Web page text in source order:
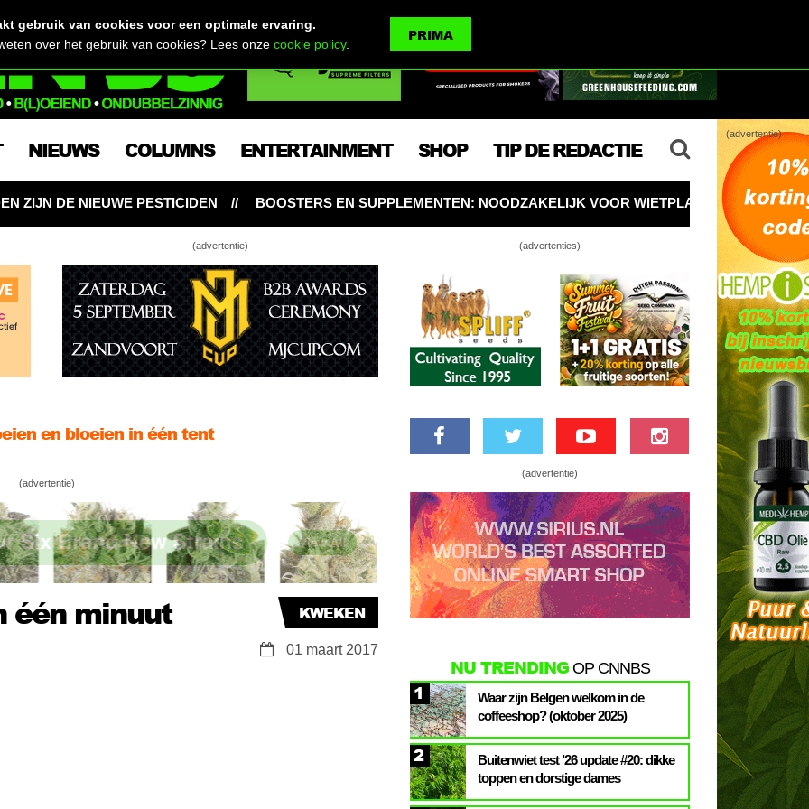
(advertentie)
NIEUWS COLUMNS ENTERTAINMENT SHOP TIP DE REDACTIE
BOOSTERS EN SUPPLEMENTEN: NOODZAKELIJK VOOR WIETPLANTEN, OF KUN JE OOK ZONDER?
(advertentie)
lekt letterlijk druppels hasjolie
en bloeien in één tent
lekt letterlijk druppels hasjolie
is een hydrosysteem!
(advertentie)
één minuut KWEKEN
01 maart 2017
(advertenties)
(advertentie)
NU TRENDINGOP CNNBS
1
Waar zijn Belgen welkom in de
coffeeshop? (oktober 2025)
2
Buitenwiet test ’26 update #20: dikke
toppen en dorstige dames
gebruik van cookies voor een optimale ervaring.
over het gebruik van cookies? Lees onzecookie policy.
PRIMA